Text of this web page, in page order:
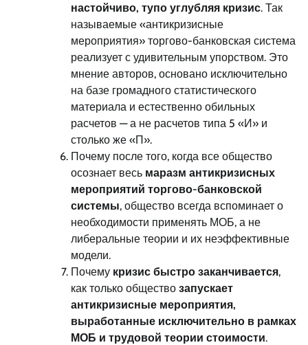
настойчиво, тупо углубляя кризис. Так
называемые «антикризисные
мероприятия» торгово-банковская система
реализует с удивительным упорством. Это
мнение авторов, основано исключительно
на базе громадного статистического
материала и естественно обильных
расчетов — а не расчетов типа 5 «И» и
столько же «П».
Почему после того, когда все общество
осознает весь маразм антикризисных
мероприятий торгово-банковской
системы, общество всегда вспоминает о
необходимости применять МОБ, а не
либеральные теории и их неэффективные
модели.
Почему кризис быстро заканчивается,
как только общество запускает
антикризисные мероприятия,
выработанные исключительно в рамках
МОБ и трудовой теории стоимости.